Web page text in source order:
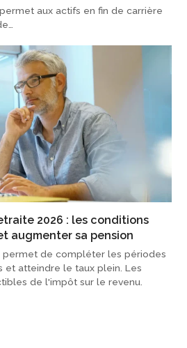
aux actifs en fin de carrière
2026 : les conditions
augmenter sa pension
permet de compléter les périodes
et atteindre le taux plein. Les
de l'impôt sur le revenu.